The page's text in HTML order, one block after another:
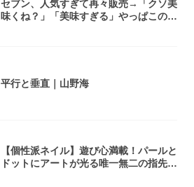
セブン、人気すぎて再々販売→「クソ美
味くね？」「美味すぎる」やっぱこのク
平行と垂直｜山野海
【個性派ネイル】遊び心満載！パールと
ドットにアートが光る唯一無二の指先が